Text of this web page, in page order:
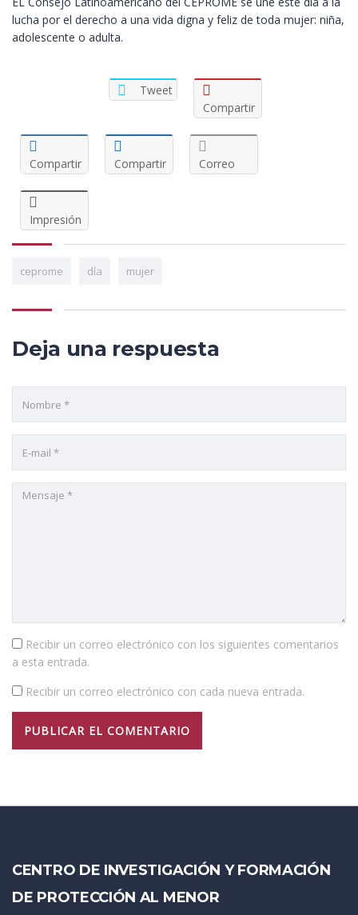
lucha por el derecho a una vida digna y feliz de toda mujer: niña,
adolescente o adulta.
Tweet
Compartir
Compartir Compartir Correo
Impresión
ceprome día mujer
Deja una respuesta
Recibir un correo electrónico con los siguientes comentarios
a esta entrada.
Recibir un correo electrónico con cada nueva entrada.
CENTRO DE INVESTIGACIÓN Y FORMACIÓN
DE PROTECCIÓN AL MENOR